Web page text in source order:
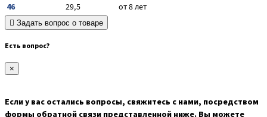
46
29,5 от 8 лет
Задать вопрос о товаре
Есть вопрос?
×
Если у вас остались вопросы, свяжитесь с нами, посредством